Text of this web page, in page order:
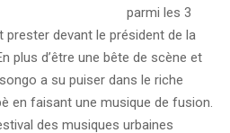
parmi les 3
prester devant le président de la
plus d’être une bête de scène et
a su puiser dans le riche
en faisant une musique de fusion.
des musiques urbaines